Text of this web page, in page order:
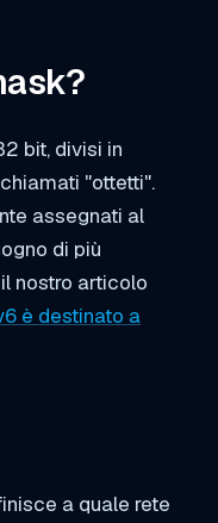
bit, divisi in
"ottetti".
assegnati al
di più
nostro articolo
è destinato a
a quale rete